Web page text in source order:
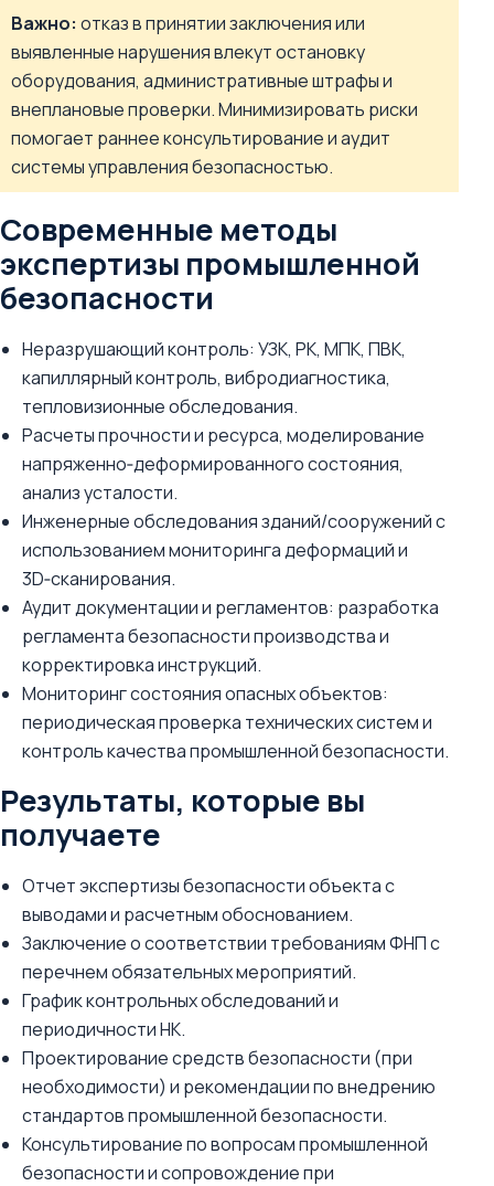
Важно: отказ в принятии заключения или
выявленные нарушения влекут остановку
оборудования, административные штрафы и
внеплановые проверки. Минимизировать риски
помогает раннее консультирование и аудит
системы управления безопасностью.
Современные методы
экспертизы промышленной
безопасности
Неразрушающий контроль: УЗК, РК, МПК, ПВК,
капиллярный контроль, вибродиагностика,
тепловизионные обследования.
Расчеты прочности и ресурса, моделирование
напряженно‑деформированного состояния,
анализ усталости.
Инженерные обследования зданий/сооружений с
использованием мониторинга деформаций и
3D‑сканирования.
Аудит документации и регламентов: разработка
регламента безопасности производства и
корректировка инструкций.
Мониторинг состояния опасных объектов:
периодическая проверка технических систем и
контроль качества промышленной безопасности.
Результаты, которые вы
получаете
Отчет экспертизы безопасности объекта с
выводами и расчетным обоснованием.
Заключение о соответствии требованиям ФНП с
перечнем обязательных мероприятий.
График контрольных обследований и
периодичности НК.
Проектирование средств безопасности (при
необходимости) и рекомендации по внедрению
стандартов промышленной безопасности.
Консультирование по вопросам промышленной
безопасности и сопровождение при